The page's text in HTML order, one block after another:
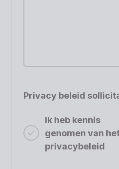
Privacy beleid
Ik heb kennis
genomen van
privacybeleid